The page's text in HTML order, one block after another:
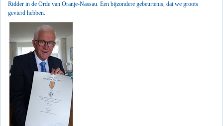
Ridder in de Orde van Oranje-Nassau. Een bijzondere gebeurtenis, dat we groots
gevierd hebben.